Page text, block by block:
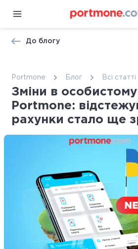
До блогу
Portmone Блог Всі статтi
Зміни в особистому
Portmone:
рахунки стало ще